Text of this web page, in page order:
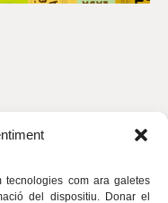
tecnologies com ara galetes
del dispositiu. Donar el